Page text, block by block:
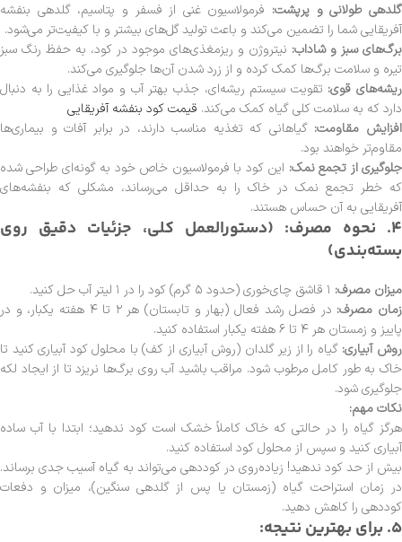
گلدهی طولانی و پرپشت: فرمولاسیون غنی از فسفر و پتاسیم، گلدهی بنفشه
آفریقایی شما را تضمین می‌کند و باعث تولید گل‌های بیشتر و با کیفیت‌تر می‌شود.
برگ‌های سبز و شاداب: نیتروژن و ریزمغذی‌های موجود در کود، به حفظ رنگ سبز
تیره و سلامت برگ‌ها کمک کرده و از زرد شدن آن‌ها جلوگیری می‌کند.
ریشه‌های قوی: تقویت سیستم ریشه‌ای، جذب بهتر آب و مواد غذایی را به دنبال
دارد که به سلامت کلی گیاه کمک می‌کند. قیمت کود بنفشه آفریقایی
افزایش مقاومت: گیاهانی که تغذیه مناسب دارند، در برابر آفات و بیماری‌ها
مقاوم‌تر خواهند بود.
جلوگیری از تجمع نمک: این کود با فرمولاسیون خاص خود به گونه‌ای طراحی شده
که خطر تجمع نمک در خاک را به حداقل می‌رساند، مشکلی که بنفشه‌های
آفریقایی به آن حساس هستند.
4. نحوه مصرف: (دستورالعمل کلی، جزئیات دقیق روی
بسته‌بندی)
میزان مصرف:
زمان مصرف:
در فصل رشد فعال (بهار و تابستان) هر ۲ تا ۴ هفته یکبار، و در
پاییز و زمستان هر ۴ تا ۶ هفته یکبار استفاده کنید.
روش آبیاری: گیاه را از زیر گلدان (روش آبیاری از کف) با محلول کود آبیاری کنید تا
خاک به طور کامل مرطوب شود. مراقب باشید آب روی برگ‌ها نریزد تا از ایجاد لکه
جلوگیری شود.
نکات مهم:
هرگز گیاه را در حالتی که خاک کاملاً خشک است کود ندهید؛ ابتدا با آب ساده
آبیاری کنید و سپس از محلول کود استفاده کنید.
بیش از حد کود ندهید! زیاده‌روی در کوددهی می‌تواند به گیاه آسیب جدی برساند.
در زمان استراحت گیاه (زمستان یا پس از گلدهی سنگین)، میزان و دفعات
کوددهی را کاهش دهید.
5. برای بهترین نتیجه: